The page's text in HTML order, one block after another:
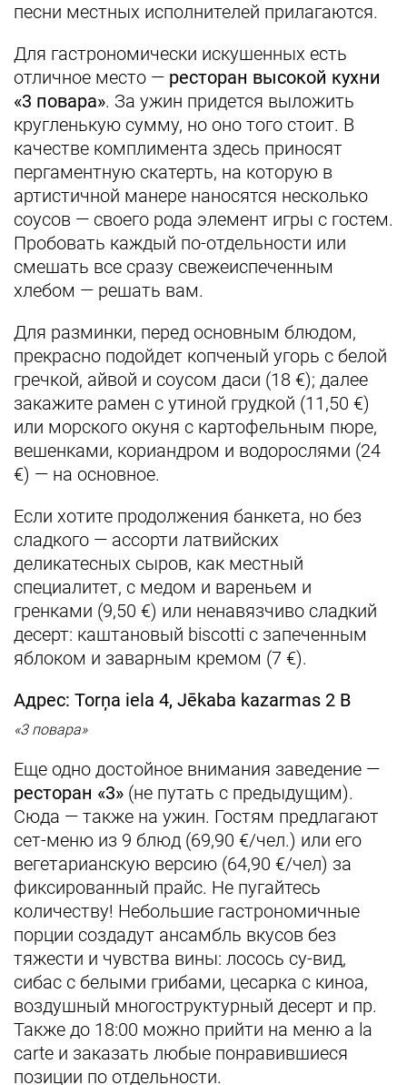
песни местных исполнителей прилагаются.
Для гастрономически искушенных есть
отличное место — ресторан высокой кухни
«3 повара». За ужин придется выложить
кругленькую сумму, но оно того стоит. В
качестве комплимента здесь приносят
пергаментную скатерть, на которую в
артистичной манере наносятся несколько
соусов — своего рода элемент игры с гостем.
Пробовать каждый по-отдельности или
смешать все сразу свежеиспеченным
хлебом — решать вам.
Для разминки, перед основным блюдом,
прекрасно подойдет копченый угорь с белой
гречкой, айвой и соусом даси (18 €); далее
закажите рамен с утиной грудкой (11,50 €)
или морского окуня с картофельным пюре,
вешенками, кориандром и водорослями (24
€) — на основное.
Если хотите продолжения банкета, но без
сладкого — ассорти латвийских
деликатесных сыров, как местный
специалитет, с медом и вареньем и
гренками (9,50 €) или ненавязчиво сладкий
десерт: каштановый biscotti с запеченным
яблоком и заварным кремом (7 €).
Адрес: Torņa iela 4, Jēkaba kazarmas 2 B
«3 повара»
Еще одно достойное внимания заведение —
ресторан «3» (не путать с предыдущим).
Сюда — также на ужин. Гостям предлагают
сет-меню из 9 блюд (69,90 €/чел.) или его
вегетарианскую версию (64,90 €/чел) за
фиксированный прайс. Не пугайтесь
количеству! Небольшие гастрономичные
порции создадут ансамбль вкусов без
тяжести и чувства вины: лосось су-вид,
сибас с белыми грибами, цесарка с киноа,
воздушный многоструктурный десерт и пр.
Также до 18:00 можно прийти на меню a la
carte и заказать любые понравившиеся
позиции по отдельности.